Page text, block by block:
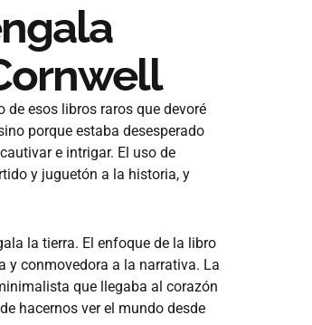
de esos libros raros que devoré
porque estaba desesperado
e intrigar. El uso de
y juguetón a la historia, y
la tierra. El enfoque de la libro
y conmovedora a la narrativa. La
que llegaba al corazón
hacernos ver el mundo desde